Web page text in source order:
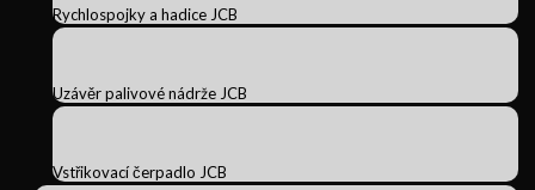
Rychlospojky a hadice JCB
Uzávěr palivové nádrže JCB
Vstřikovací čerpadlo JCB